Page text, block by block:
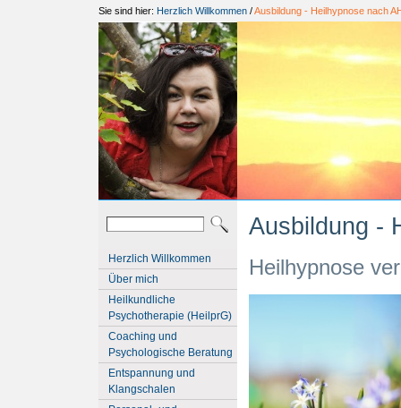
Sie sind hier: Herzlich Willkommen /Ausbildung - Heilhypnose nach
Herzlich Willkommen
Über mich
Heilkundliche
Psychotherapie (HeilprG)
Coaching und
Psychologische Beratung
Entspannung und
Klangschalen
Ausbildung -
Heilhypnose